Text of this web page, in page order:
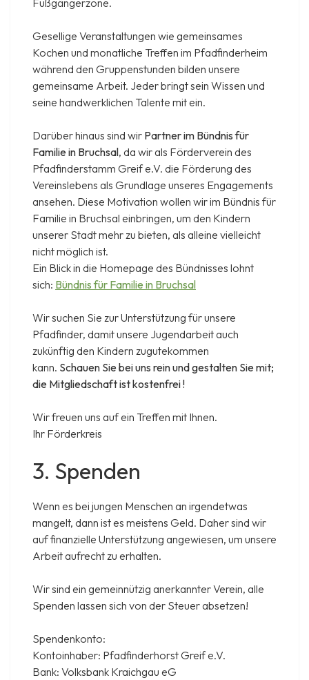
Gesellige Veranstaltungen wie gemeinsames
Kochen und monatliche Treffen im Pfadfinderheim
während den Gruppenstunden bilden unsere
gemeinsame Arbeit. Jeder bringt sein Wissen und
seine handwerklichen Talente mit ein.
Darüber hinaus sind wir Partner im Bündnis für
Familie in Bruchsal, da wir als Förderverein des
Pfadfinderstamm Greif e.V. die Förderung des
Vereinslebens als Grundlage unseres Engagements
ansehen. Diese Motivation wollen wir im Bündnis für
Familie in Bruchsal einbringen, um den Kindern
unserer Stadt mehr zu bieten, als alleine vielleicht
nicht möglich ist.
Ein Blick in die Homepage des Bündnisses lohnt
sich: Bündnis für Familie in Bruchsal
Wir suchen Sie zur Unterstützung für unsere
Pfadfinder, damit unsere Jugendarbeit auch
zukünftig den Kindern zugutekommen
kann. Schauen Sie bei uns rein und gestalten Sie mit;
die Mitgliedschaft ist kostenfrei !
Wir freuen uns auf ein Treffen mit Ihnen.
Ihr Förderkreis
3. Spenden
Wenn es bei jungen Menschen an irgendetwas
mangelt, dann ist es meistens Geld. Daher sind wir
auf finanzielle Unterstützung angewiesen, um unsere
Arbeit aufrecht zu erhalten.
Wir sind ein gemeinnützig anerkannter Verein, alle
Spenden lassen sich von der Steuer absetzen!
Spendenkonto:
Kontoinhaber: Pfadfinderhorst Greif e.V.
Bank: Volksbank Kraichgau eG